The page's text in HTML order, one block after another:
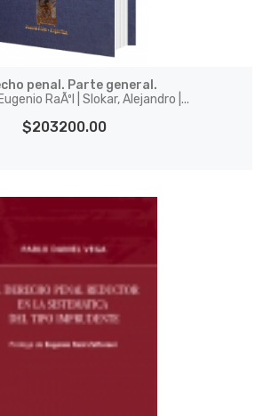
penal. Parte general.
RaÃºl | Slokar, Alejandro |...
$203200.00